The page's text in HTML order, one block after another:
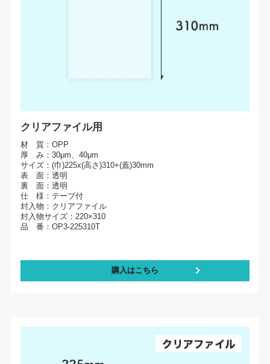
クリアファイル用
材 質：OPP
厚 み：30μm、40μm
サイズ：(巾)225x(高さ)310+(蓋)30mm
表 面：透明
裏 面：透明
仕 様：テープ付
封入物：クリアファイル
封入物サイズ：220×310
品 番：OP3-225310T
購入はこちら